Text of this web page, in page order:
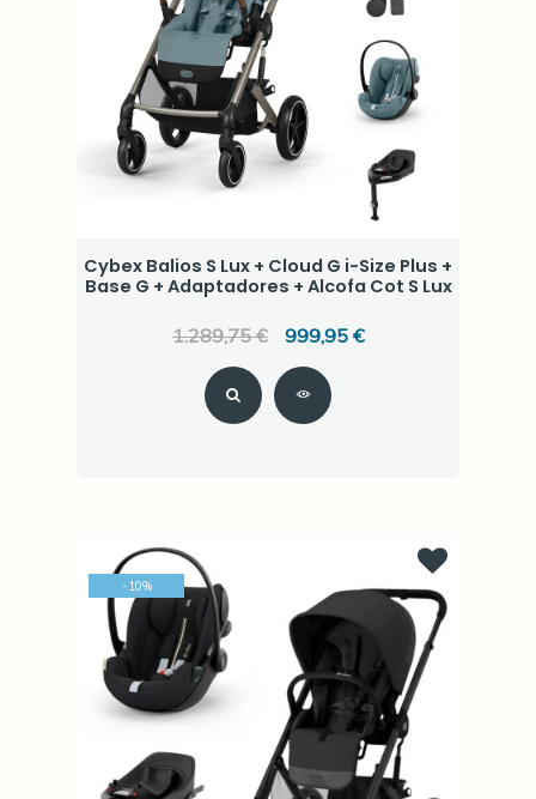
Cybex Balios S Lux + Cloud G i-Size Plus +
Base G + Adaptadores + Alcofa Cot S Lux
1.289,75 € 999,95 €
-10%